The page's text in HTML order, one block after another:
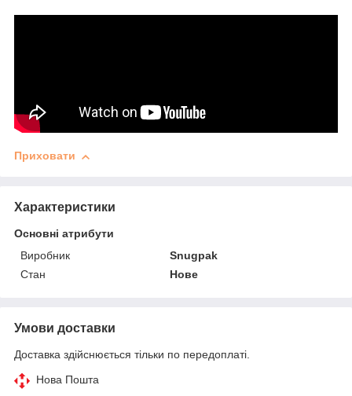
Приховати
Характеристики
Основні атрибути
Виробник
Snugpak
Стан
Нове
Умови доставки
Доставка здійснюється тільки по передоплаті.
Нова Пошта